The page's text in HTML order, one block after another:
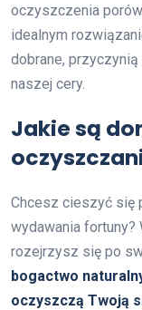
oczyszczenia
idealnym
dobrane,
naszej cery.
Jakie są
Chcesz cieszyć się
wydawania fortuny?
rozejrzysz się po
bogactwo
oczyszczą Twoją